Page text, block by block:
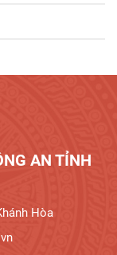
AN TỈNH
Hòa